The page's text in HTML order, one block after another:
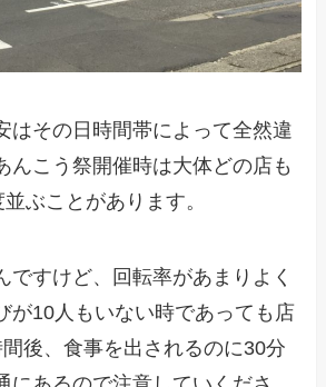
はその日時間帯によって全然違
んこう祭開催時は大体どの店も
ぶことがあります。
ですけど、回転率があまりよく
が10人もいない時であっても店
後、食事を出されるのに30分